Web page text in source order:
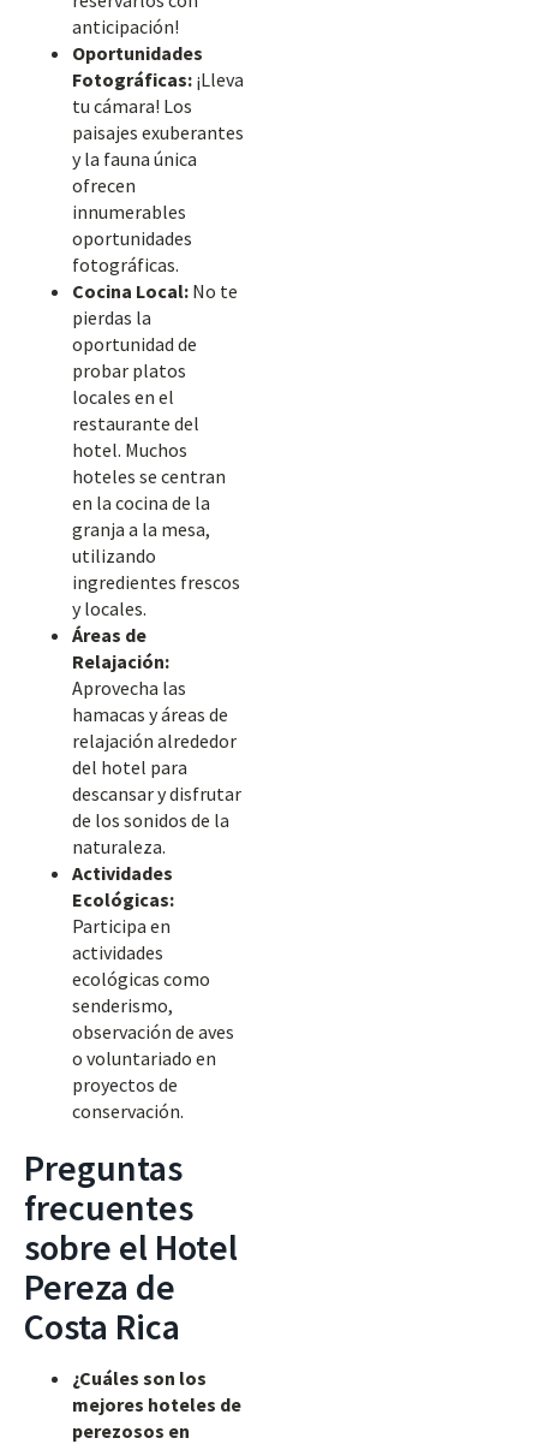
anticipación!
Oportunidades
Fotográficas: ¡Lleva
tu cámara! Los
paisajes exuberantes
y la fauna única
ofrecen
innumerables
oportunidades
fotográficas.
Cocina Local: No te
pierdas la
oportunidad de
probar platos
locales en el
restaurante del
hotel. Muchos
hoteles se centran
en la cocina de la
granja a la mesa,
utilizando
ingredientes frescos
y locales.
Áreas de
Relajación:
Aprovecha las
hamacas y áreas de
relajación alrededor
del hotel para
descansar y disfrutar
de los sonidos de la
naturaleza.
Actividades
Ecológicas:
Participa en
actividades
ecológicas como
senderismo,
observación de aves
o voluntariado en
proyectos de
conservación.
Preguntas
frecuentes
sobre el Hotel
Pereza de
Costa Rica
¿Cuáles son los
mejores hoteles de
perezosos en